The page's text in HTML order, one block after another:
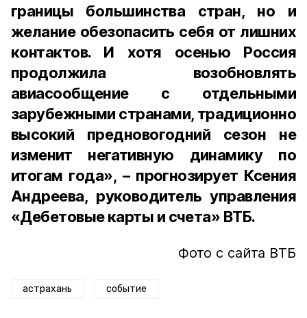
границы большинства стран, но и
желание обезопасить себя от лишних
контактов. И хотя осенью Россия
продолжила возобновлять
авиасообщение с отдельными
зарубежными странами, традиционно
высокий предновогодний сезон не
изменит негативную динамику по
итогам года», – прогнозирует Ксения
Андреева, руководитель управления
«Дебетовые карты и счета» ВТБ.
Фото с сайта ВТБ
астрахань событие